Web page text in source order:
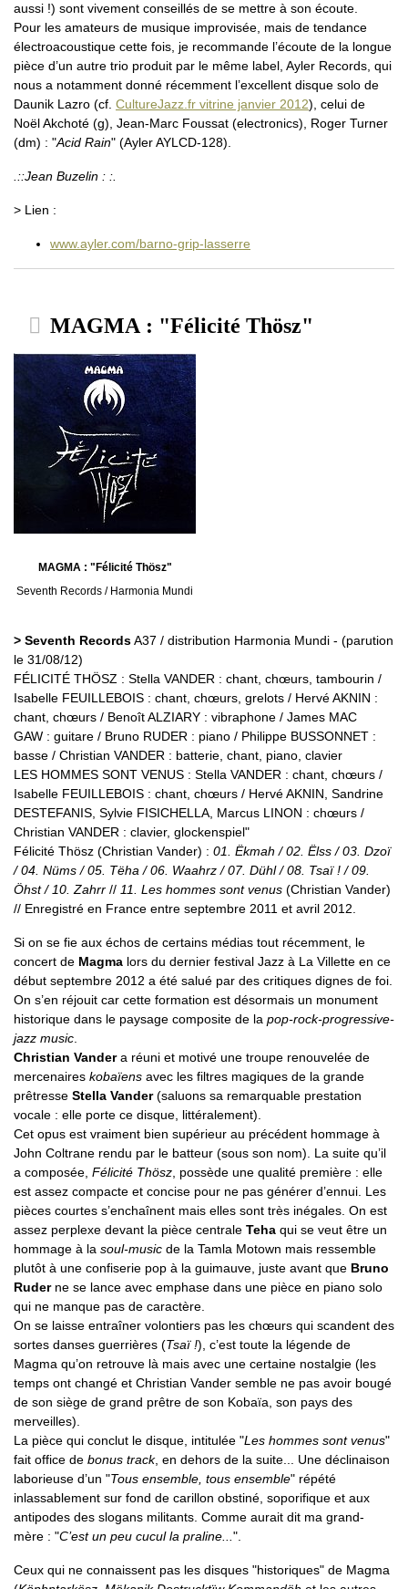
aussi !) sont vivement conseillés de se mettre à son écoute.
Pour les amateurs de musique improvisée, mais de tendance
électroacoustique cette fois, je recommande l’écoute de la longue
pièce d’un autre trio produit par le même label, Ayler Records, qui
nous a notamment donné récemment l’excellent disque solo de
Daunik Lazro (cf. CultureJazz.fr vitrine janvier 2012), celui de
Noël Akchoté (g), Jean-Marc Foussat (electronics), Roger Turner
(dm) : "Acid Rain" (Ayler AYLCD-128).
.::Jean Buzelin : :.
> Lien :
www.ayler.com/barno-grip-lasserre
MAGMA : "Félicité Thösz"
MAGMA : "Félicité Thösz"
Seventh Records / Harmonia Mundi
> Seventh RecordsA37 / distribution Harmonia Mundi - (parution
le 31/08/12)
FÉLICITÉ THÖSZ : Stella VANDER : chant, chœurs, tambourin /
Isabelle FEUILLEBOIS : chant, chœurs, grelots / Hervé AKNIN :
chant, chœurs / Benoît ALZIARY : vibraphone / James MAC
GAW : guitare / Bruno RUDER : piano / Philippe BUSSONNET :
basse / Christian VANDER : batterie, chant, piano, clavier
LES HOMMES SONT VENUS : Stella VANDER : chant, chœurs /
Isabelle FEUILLEBOIS : chant, chœurs / Hervé AKNIN, Sandrine
DESTEFANIS, Sylvie FISICHELLA, Marcus LINON : chœurs /
Christian VANDER : clavier, glockenspiel"
Félicité Thösz (Christian Vander) : 01. Ëkmah / 02. Ëlss / 03. Dzoï
/ 04. Nüms / 05. Tëha / 06. Waahrz / 07. Dühl / 08. Tsaï ! / 09.
Öhst / 10. Zahrr // 11. Les hommes sont venus (Christian Vander)
// Enregistré en France entre septembre 2011 et avril 2012.
Si on se fie aux échos de certains médias tout récemment, le
concert de Magma lors du dernier festival Jazz à La Villette en ce
début septembre 2012 a été salué par des critiques dignes de foi.
On s’en réjouit car cette formation est désormais un monument
historique dans le paysage composite de la pop-rock-progressive-
jazz music
Christian Vandera réuni et motivé une troupe renouvelée de
mercenaires kobaïens avec les filtres magiques de la grande
prêtresse Stella Vander(saluons sa remarquable prestation
vocale : elle porte ce disque, littéralement).
Cet opus est vraiment bien supérieur au précédent hommage à
John Coltrane rendu par le batteur (sous son nom). La suite qu’il
a composée, Félicité Thösz , possède une qualité première : elle
est assez compacte et concise pour ne pas générer d’ennui. Les
pièces courtes s’enchaînent mais elles sont très inégales. On est
assez perplexe devant la pièce centrale Teha qui se veut être un
hommage à la soul-music de la Tamla Motown mais ressemble
plutôt à une confiserie pop à la guimauve, juste avant que Bruno
Ruderne se lance avec emphase dans une pièce en piano solo
qui ne manque pas de caractère.
On se laisse entraîner volontiers pas les chœurs qui scandent des
sortes danses guerrières (Tsaï !), c’est toute la légende de
Magma qu’on retrouve là mais avec une certaine nostalgie (les
temps ont changé et Christian Vander semble ne pas avoir bougé
de son siège de grand prêtre de son Kobaïa, son pays des
merveilles).
La pièce qui conclut le disque, intitulée "Les hommes sont venus"
fait office de bonus track, en dehors de la suite... Une déclinaison
laborieuse d’un "Tous ensemble, tous ensemble" répété
inlassablement sur fond de carillon obstiné, soporifique et aux
antipodes des slogans militants. Comme aurait dit ma grand-
mère : "C’est un peu cucul la praline... ".
Ceux qui ne connaissent pas les disques "historiques" de Magma